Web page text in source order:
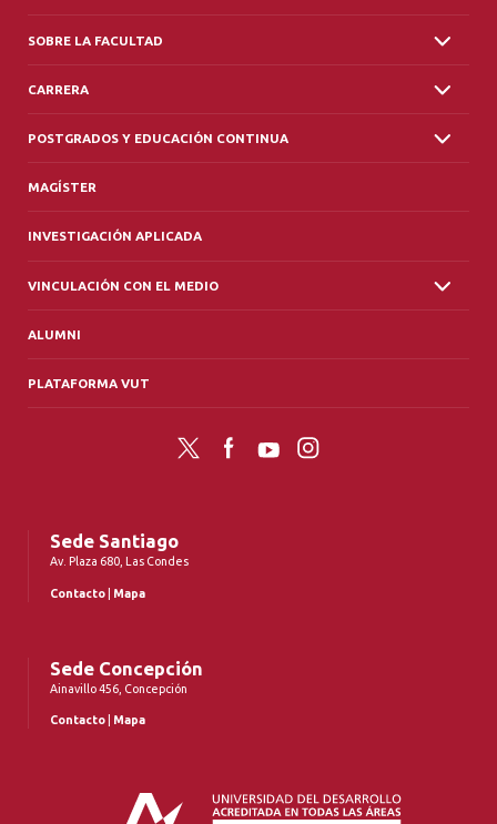
SOBRE LA FACULTAD
CARRERA
POSTGRADOS Y EDUCACIÓN CONTINUA
MAGÍSTER
INVESTIGACIÓN APLICADA
VINCULACIÓN CON EL MEDIO
ALUMNI
PLATAFORMA VUT
Twitter FacebookYouTubeInstagram
Sede Santiago
Av. Plaza 680, Las Condes
Contacto Mapa
Sede Concepción
Ainavillo 456, Concepción
Contacto Mapa